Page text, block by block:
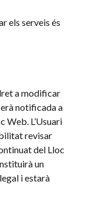
els serveis és
a modificar
notificada a
Web. L’Usuari
revisar
del Lloc
un
i estarà